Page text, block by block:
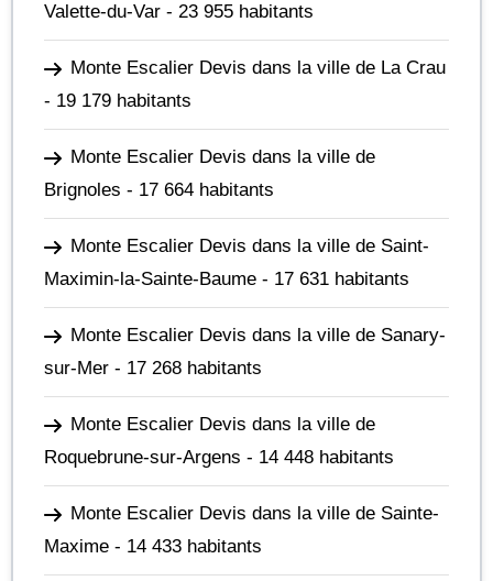
Valette-du-Var - 23 955 habitants
Monte Escalier Devis dans la ville de La Crau
- 19 179 habitants
Monte Escalier Devis dans la ville de
Brignoles - 17 664 habitants
Monte Escalier Devis dans la ville de Saint-
Maximin-la-Sainte-Baume - 17 631 habitants
Monte Escalier Devis dans la ville de Sanary-
sur-Mer - 17 268 habitants
Monte Escalier Devis dans la ville de
Roquebrune-sur-Argens - 14 448 habitants
Monte Escalier Devis dans la ville de Sainte-
Maxime - 14 433 habitants